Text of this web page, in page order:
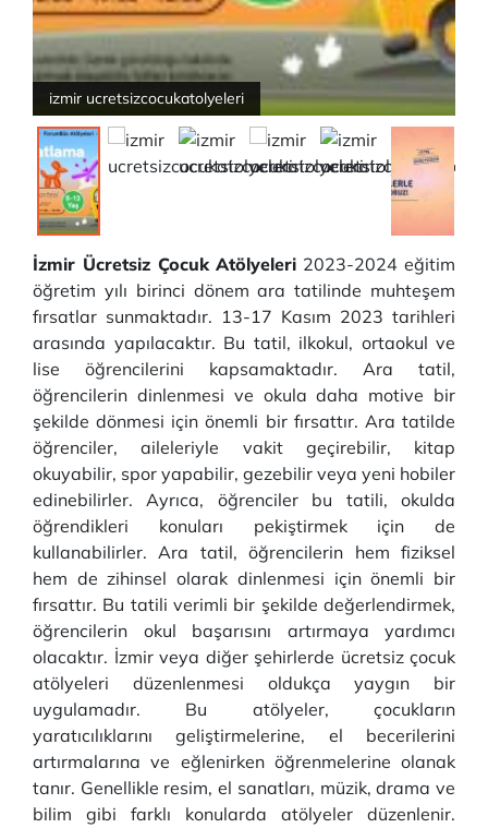
izmir ucretsizcocukatolyeleri
İzmir Ücretsiz Çocuk Atölyeleri 2023-2024 eğitim
öğretim yılı birinci dönem ara tatilinde muhteşem
fırsatlar sunmaktadır. 13-17 Kasım 2023 tarihleri
arasında yapılacaktır. Bu tatil, ilkokul, ortaokul ve
lise öğrencilerini kapsamaktadır. Ara tatil,
öğrencilerin dinlenmesi ve okula daha motive bir
şekilde dönmesi için önemli bir fırsattır. Ara tatilde
öğrenciler, aileleriyle vakit geçirebilir, kitap
okuyabilir, spor yapabilir, gezebilir veya yeni hobiler
edinebilirler. Ayrıca, öğrenciler bu tatili, okulda
öğrendikleri konuları pekiştirmek için de
kullanabilirler. Ara tatil, öğrencilerin hem fiziksel
hem de zihinsel olarak dinlenmesi için önemli bir
fırsattır. Bu tatili verimli bir şekilde değerlendirmek,
öğrencilerin okul başarısını artırmaya yardımcı
olacaktır. İzmir veya diğer şehirlerde ücretsiz çocuk
atölyeleri düzenlenmesi oldukça yaygın bir
uygulamadır. Bu atölyeler, çocukların
yaratıcılıklarını geliştirmelerine, el becerilerini
artırmalarına ve eğlenirken öğrenmelerine olanak
tanır. Genellikle resim, el sanatları, müzik, drama ve
bilim gibi farklı konularda atölyeler düzenlenir.